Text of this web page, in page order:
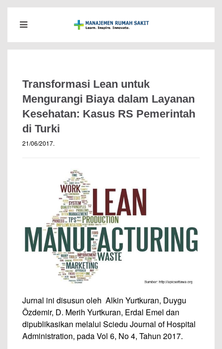
Transformasi Lean untuk
Mengurangi Biaya dalam Layanan
Kesehatan: Kasus RS Pemerintah
di Turki
21/06/2017.
Jurnal ini disusun oleh Alkin Yurtkuran, Duygu
Özdemir, D. Merih Yurtkuran, Erdal Emel dan
dipublikasikan melalui Sciedu Journal of Hospital
Administration, pada Vol 6, No 4, Tahun 2017.